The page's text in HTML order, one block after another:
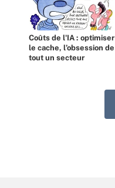
Coûts de l'IA : optimiser
le cache, l’obsession de
tout un secteur